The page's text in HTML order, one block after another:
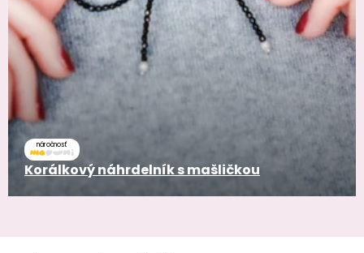
náročnosť
Korálkový náhrdelník s mašličkou